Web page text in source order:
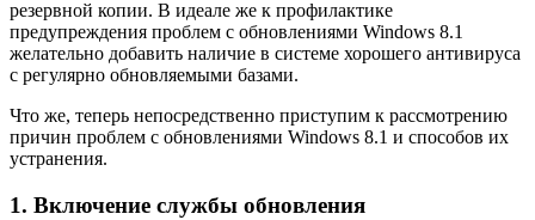
резервной копии. В идеале же к профилактике
предупреждения проблем с обновлениями Windows 8.1
желательно добавить наличие в системе хорошего антивируса
с регулярно обновляемыми базами.
Что же, теперь непосредственно приступим к рассмотрению
причин проблем с обновлениями Windows 8.1 и способов их
устранения.
1. Включение службы обновления